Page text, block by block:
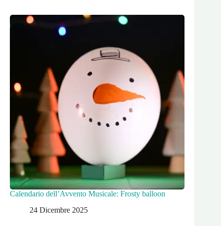
Calendario dell’Avvento Musicale: Frosty balloon
24 Dicembre 2025